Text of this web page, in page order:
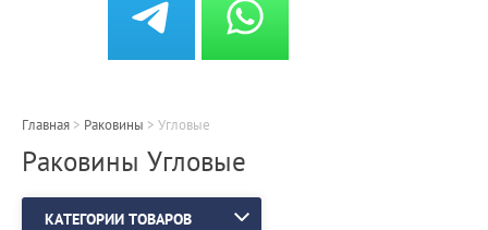
Главная > Раковины > Угловые
Раковины Угловые
КАТЕГОРИИ ТОВАРОВ